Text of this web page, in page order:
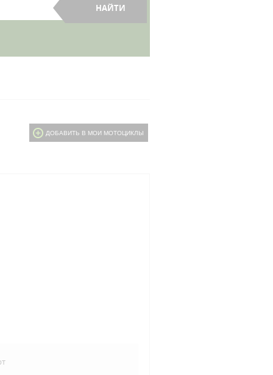
ДОБАВИТЬ В МОИ МОТОЦИКЛЫ